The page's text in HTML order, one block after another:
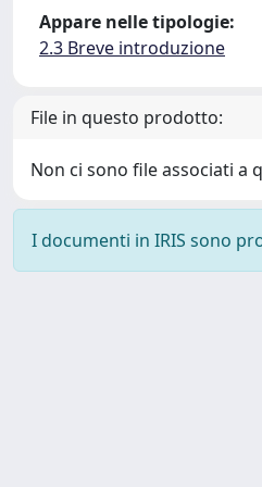
Appare nelle tipologie:
2.3 Breve introduzione
File in questo prodotto:
Non ci sono file associati a
I documenti in IRIS sono